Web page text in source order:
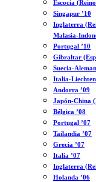
Escocia
Singapur ’10
Inglaterra
Malasia-
Portugal ’10
Gibraltar
Suecia-
Italia-
Andorra ’09
Japón-China
Bélgica ’08
Portugal ’07
Tailandia ’07
Grecia ’07
Italia ’07
Inglaterra
Holanda ’06